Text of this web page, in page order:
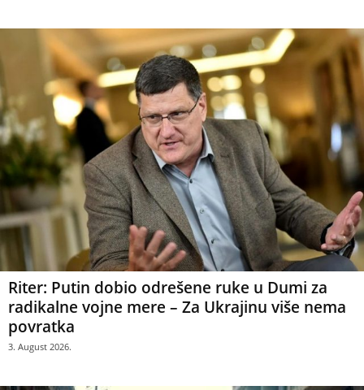
Riter: Putin dobio odrešene ruke u Dumi za
radikalne vojne mere – Za Ukrajinu više nema
povratka
3. August 2026.